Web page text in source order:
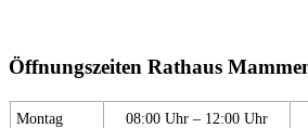
Öffnungszeiten Rathaus
Montag 08:00 Uhr – 12:00 Uhr